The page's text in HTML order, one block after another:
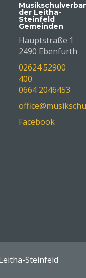
der Leitha-
Steinfeld
Gemeinden
Hauptstraße 1
2490 Ebenfurth
02624 52900
400
0664 2046453
Facebook
Steinfeld